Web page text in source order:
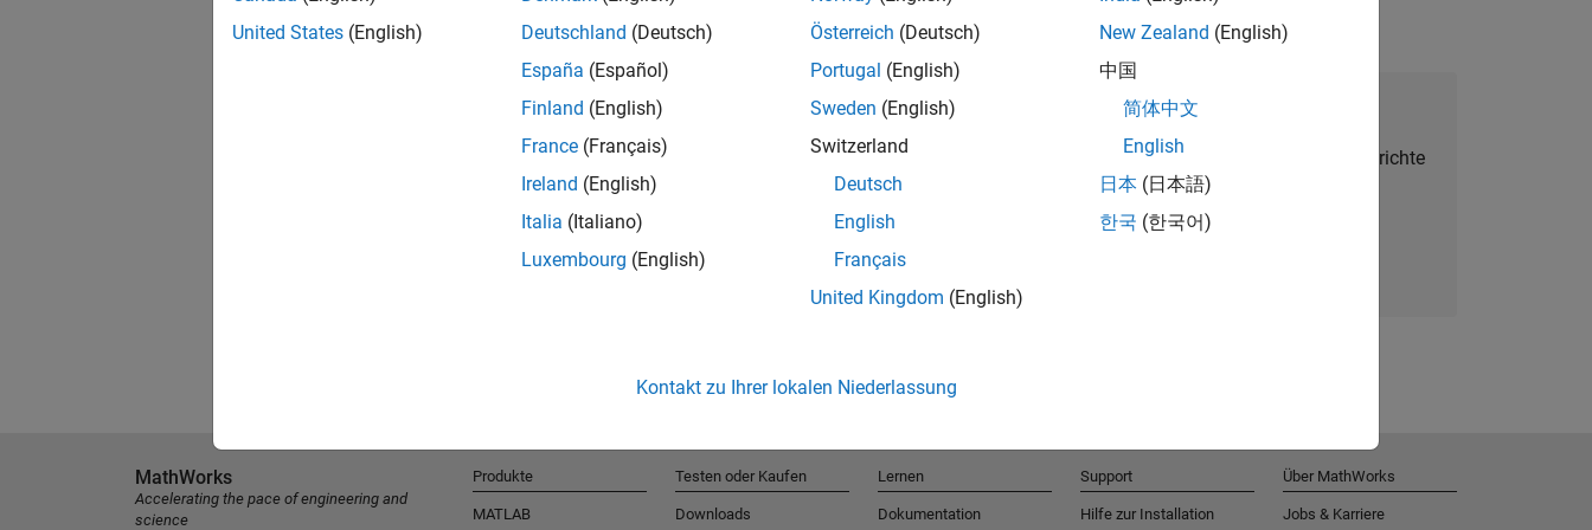
Talent Network beitreten
Erhalten Sie personalisierte Stellenangebote, Berichte
und Unternehmensneuigkeiten.
United States (English)
Deutschland (Deutsch)
España (Español)
Finland (English)
France (Français)
Ireland (English)
Italia (Italiano)
Luxembourg (English)
Österreich (Deutsch)
Portugal (English)
Sweden (English)
Switzerland
Deutsch
English
Français
United Kingdom (English)
New Zealand (English)
中国
简体中文
English
日本 (日本語)
한국 (한국어)
Kontakt zu Ihrer lokalen Niederlassung
MathWorks
Accelerating the pace of engineering and
science
Produkte
MATLAB
Testen oder Kaufen
Downloads
Lernen
Dokumentation
Support
Hilfe zur Installation
Über MathWorks
Jobs & Karriere